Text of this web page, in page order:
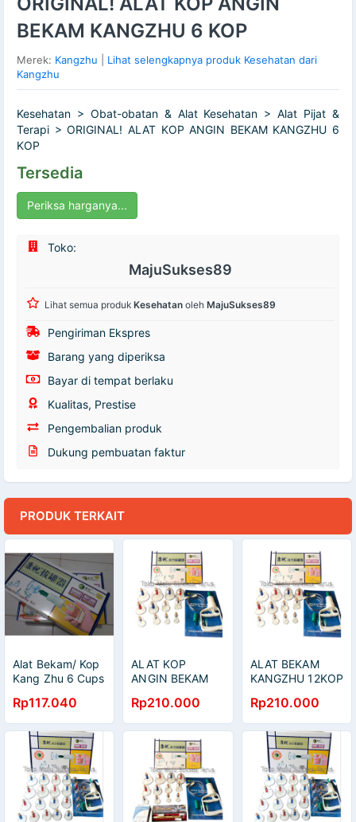
BEKAM KANGZHU 6 KOP
Merek: Kangzhu
Lihat selengkapnya produk Kesehatan dari
Kangzhu
Kesehatan > Obat-obatan & Alat Kesehatan > Alat Pijat &
Terapi > ORIGINAL! ALAT KOP ANGIN BEKAM KANGZHU 6
KOP
Tersedia
Periksa harganya...
Toko:
MajuSukses89
Lihat semua produk Kesehatan oleh MajuSukses89
Pengiriman Ekspres
Barang yang diperiksa
Bayar di tempat berlaku
Kualitas, Prestise
Pengembalian produk
Dukung pembuatan faktur
PRODUK TERKAIT
Alat Bekam/ Kop
Kang Zhu 6 Cups
Cupping Therapy
Set Original
Rp117.040
ALAT KOP
ANGIN BEKAM
KOP ORIGINAL
Rp210.000
ALAT BEKAM
KANGZHU 12KOP
Rp210.000